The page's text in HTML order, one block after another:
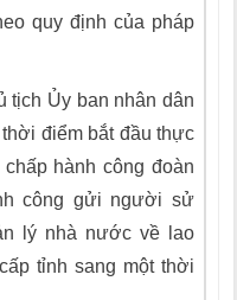
quy định của pháp
tịch Ủy ban nhân dân
thời điểm bắt đầu thực
hành công đoàn
công gửi người sử
lý nhà nước về lao
tỉnh sang một thời